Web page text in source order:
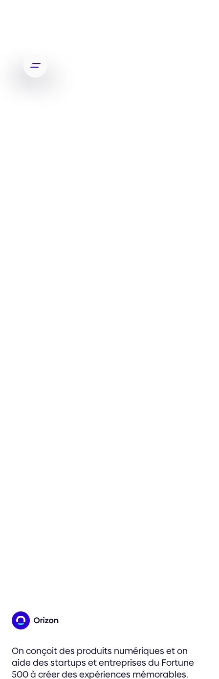
On conçoit des produits numériques et on
aide des startups et entreprises du Fortune
500 à créer des expériences mémorables.